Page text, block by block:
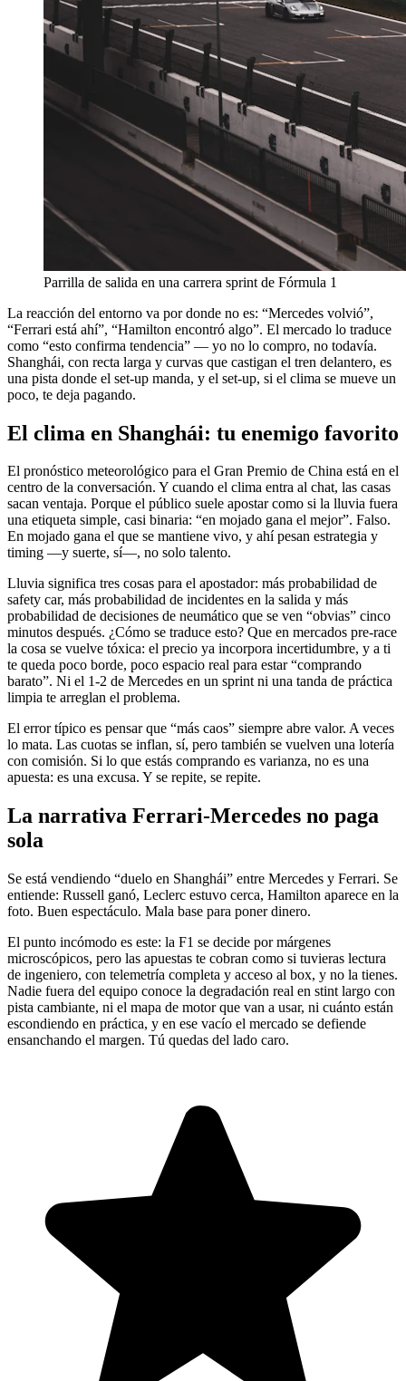
Parrilla de salida en una carrera sprint de Fórmula 1
La reacción del entorno va por donde no es: “Mercedes volvió”,
“Ferrari está ahí”, “Hamilton encontró algo”. El mercado lo traduce
como “esto confirma tendencia” — yo no lo compro, no todavía.
Shanghái, con recta larga y curvas que castigan el tren delantero, es
una pista donde el set-up manda, y el set-up, si el clima se mueve un
poco, te deja pagando.
El clima en Shanghái: tu enemigo favorito
El pronóstico meteorológico para el Gran Premio de China está en el
centro de la conversación. Y cuando el clima entra al chat, las casas
sacan ventaja. Porque el público suele apostar como si la lluvia fuera
una etiqueta simple, casi binaria: “en mojado gana el mejor”. Falso.
En mojado gana el que se mantiene vivo, y ahí pesan estrategia y
timing —y suerte, sí—, no solo talento.
Lluvia significa tres cosas para el apostador: más probabilidad de
safety car, más probabilidad de incidentes en la salida y más
probabilidad de decisiones de neumático que se ven “obvias” cinco
minutos después. ¿Cómo se traduce esto? Que en mercados pre-race
la cosa se vuelve tóxica: el precio ya incorpora incertidumbre, y a ti
te queda poco borde, poco espacio real para estar “comprando
barato”. Ni el 1-2 de Mercedes en un sprint ni una tanda de práctica
limpia te arreglan el problema.
El error típico es pensar que “más caos” siempre abre valor. A veces
lo mata. Las cuotas se inflan, sí, pero también se vuelven una lotería
con comisión. Si lo que estás comprando es varianza, no es una
apuesta: es una excusa. Y se repite, se repite.
La narrativa Ferrari-Mercedes no paga
sola
Se está vendiendo “duelo en Shanghái” entre Mercedes y Ferrari. Se
entiende: Russell ganó, Leclerc estuvo cerca, Hamilton aparece en la
foto. Buen espectáculo. Mala base para poner dinero.
El punto incómodo es este: la F1 se decide por márgenes
microscópicos, pero las apuestas te cobran como si tuvieras lectura
de ingeniero, con telemetría completa y acceso al box, y no la tienes.
Nadie fuera del equipo conoce la degradación real en stint largo con
pista cambiante, ni el mapa de motor que van a usar, ni cuánto están
escondiendo en práctica, y en ese vacío el mercado se defiende
ensanchando el margen. Tú quedas del lado caro.